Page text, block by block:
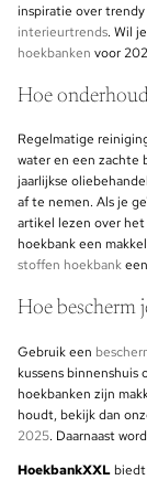
inspiratie over
interieurtrends. Wil
hoekbanken voor
Hoe
Regelmatige
water en een zachte
jaarlijkse
af te nemen. Als je
artikel lezen over het
hoekbank een
stoffen hoekbank
Hoe bescherm
Gebruik een
kussens
hoekbanken zijn
houdt, bekijk dan
2025. Daarnaast
HoekbankXXLbiedt